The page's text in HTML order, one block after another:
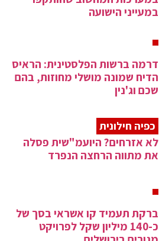
במעייני הישועה
דרמה ברשות הפלסטינית: הראיס
הדיח שמונה מושלי מחוזות, בהם
שכם וג'נין
כפיה חילונית
לא אזרחים? היועמ"שית פסלה
את מתווה הרחצה הנפרד
ברקת תעמיד קו אשראי בסך של
כ-140 מיליון שקל לפרויקט